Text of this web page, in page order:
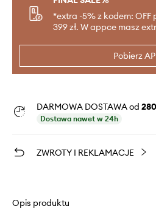
*extra -5% z kodem: OFF
399 zł. W appce masz
Pobierz
DARMOWA DOSTAWA od
Dostawa nawet w 24h
ZWROTY I REKLAMACJE
Opis produktu